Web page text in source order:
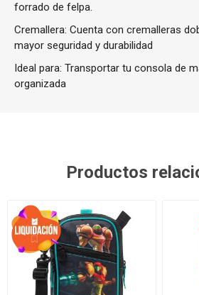
forrado de felpa.
Cremallera: Cuenta con cremalleras
mayor seguridad y durabilidad
Ideal para: Transportar tu consola de
organizada
Productos